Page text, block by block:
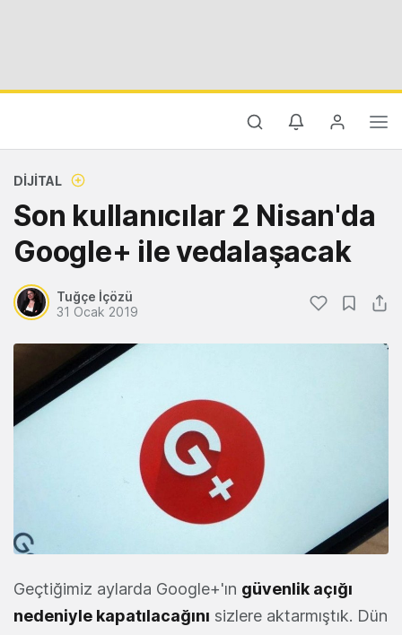
DIJITAL
Son kullanıcılar 2 Nisan'da
Google+ ile vedalaşacak
Tuğçe İçözü
31 Ocak 2019
Geçtiğimiz aylarda Google+'ın güvenlik açığı
nedeniyle kapatılacağını sizlere aktarmıştık. Dün